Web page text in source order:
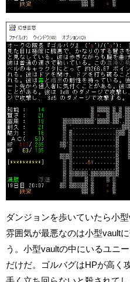
ダンジョンを歩いていたら小
雰囲気が最悪なのは小型vault
う。小型vaultの中にいるユニ
だけだ。ゴルバグはHPが高く